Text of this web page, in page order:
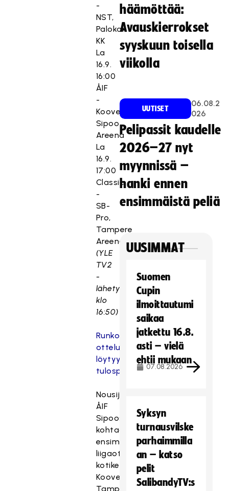
-
NST,
Palokan
KK
La
16.9.
16:00
ÅIF
-
Koovee,
Sipoo
Areena
La
16.9.
17:00
Classic
-
SB-
Pro,
Tampere
Areena
(YLE
TV2
-
lähetys
klo
16:50)
Runkosarjan
otteluohjelma
löytyy
tulospalvelusta.
Nousijajoukkue
ÅIF
Sipoosta
kohtaa
ensimmäisessä
liigaottelussaan
kotikentällään
Kooveen
Tampereelta.
häämöttää:
Avauskierrokset
syyskuun toisella
viikolla
UUTISET
06.08.2
026
Pelipassit kaudelle
2026–27 nyt
myynnissä –
hanki ennen
ensimmäistä peliä
UUSIMMAT
Suomen
Cupin
ilmoittautumi
saikaa
jatkettu 16.8.
asti – vielä
ehtii mukaan
07.08.2026
Syksyn
turnausvilske
parhaimmilla
an – katso
pelit
SalibandyTV:s